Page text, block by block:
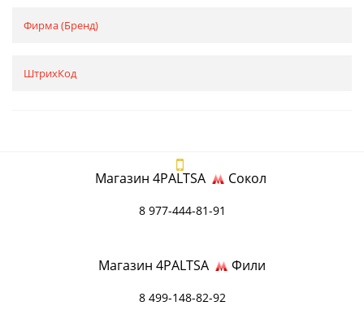
Фирма (Бренд)
ШтрихКод
Магазин 4PALTSA Сокол
8 977-444-81-91
Магазин 4PALTSA Фили
8 499-148-82-92